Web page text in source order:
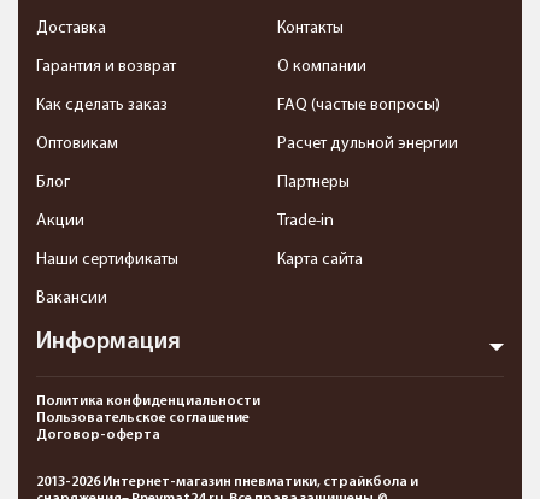
Информация
Доставка
Гарантия и возврат
Как сделать заказ
Оптовикам
Блог
Акции
Наши сертификаты
Вакансии
Контакты
О компании
FAQ (частые вопросы)
Расчет дульной энергии
Партнеры
Trade-in
Карта сайта
Политика конфиденциальности
Пользовательское соглашение
Договор-оферта
2013-2026 Интернет-магазин пневматики, страйкбола и